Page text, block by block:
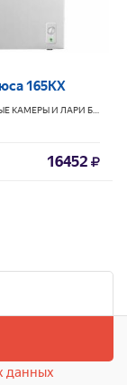
165KX
КАМЕРЫ И ЛАРИ БИРЮСА
16452
данных